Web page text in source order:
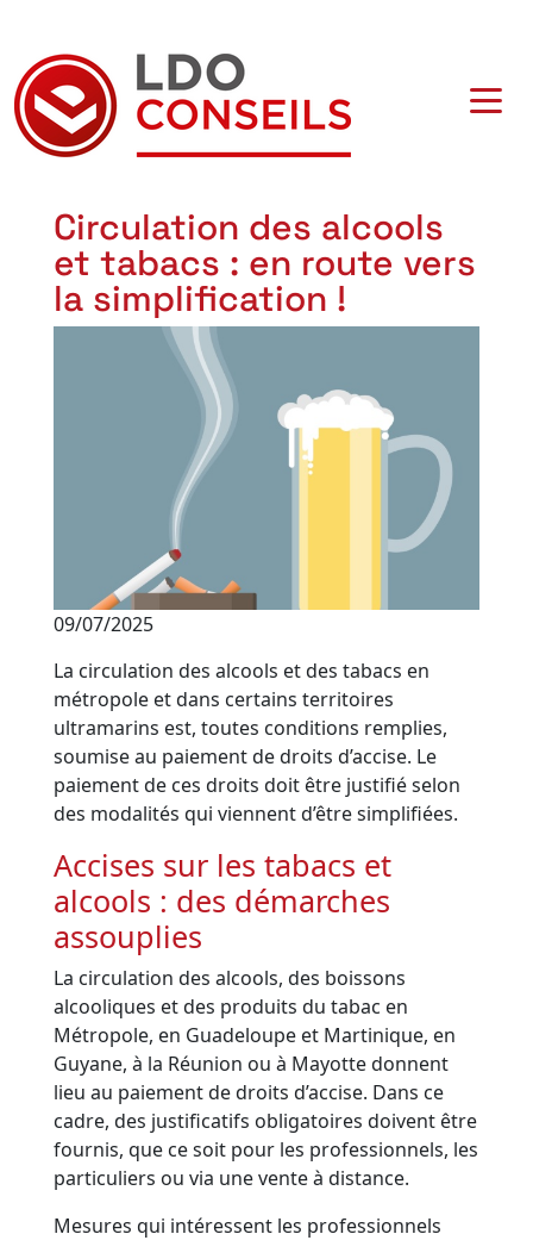
Navigation principale
Circulation des alcools
et tabacs : en route vers
la simplification !
09/07/2025
La circulation des alcools et des tabacs en
métropole et dans certains territoires
ultramarins est, toutes conditions remplies,
soumise au paiement de droits d’accise. Le
paiement de ces droits doit être justifié selon
des modalités qui viennent d’être simplifiées.
Accises sur les tabacs et
alcools : des démarches
assouplies
La circulation des alcools, des boissons
alcooliques et des produits du tabac en
Métropole, en Guadeloupe et Martinique, en
Guyane, à la Réunion ou à Mayotte donnent
lieu au paiement de droits d’accise. Dans ce
cadre, des justificatifs obligatoires doivent être
fournis, que ce soit pour les professionnels, les
particuliers ou via une vente à distance.
Mesures qui intéressent les professionnels